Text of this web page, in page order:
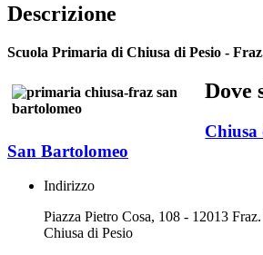
Descrizione
Scuola Primaria di Chiusa di Pesio -
Dove
Chiusa
San Bartolomeo
Indirizzo
Piazza Pietro Cosa, 108 - 12013
Chiusa di Pesio